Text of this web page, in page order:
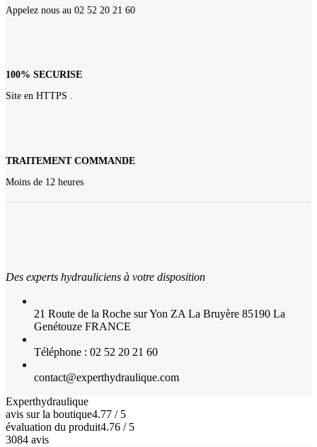
Appelez nous au 02 52 20 21 60
100% SECURISE
Site en HTTPS .
TRAITEMENT COMMANDE
Moins de 12 heures
Des experts hydrauliciens à votre disposition
21 Route de la Roche sur Yon ZA La Bruyère 85190 La
Genétouze FRANCE
Téléphone : 02 52 20 21 60
contact@experthydraulique.com
Experthydraulique
avis sur la boutique4.77 / 5
évaluation du produit4.76 / 5
3084 avis